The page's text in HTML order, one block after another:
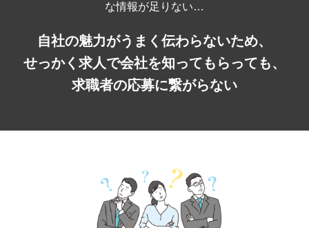
な情報が足りない…
自社の魅力がうまく伝わらないため、
せっかく求人で会社を知ってもらっても、
求職者の応募に繋がらない